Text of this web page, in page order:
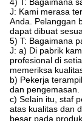
J: Kami merasa
Anda. Pelanggan
dapat dibuat
5) T: Bagaimana
J: a) Di pabrik
profesional di
memeriksa
b) Pekerja
dan pengemasan.
c) Selain itu, staf
atas kualitas dan
besar pada